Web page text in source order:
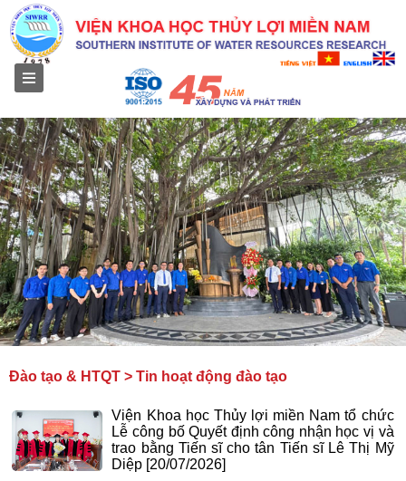
Đào tạo & HTQT > Tin hoạt động đào tạo
Viện Khoa học Thủy lợi miền Nam tổ chức
Lễ công bố Quyết định công nhận học vị và
trao bằng Tiến sĩ cho tân Tiến sĩ Lê Thị Mỹ
Diệp [20/07/2026]